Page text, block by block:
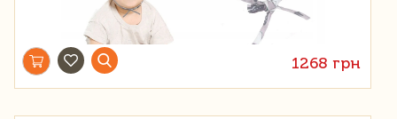
1268 грн